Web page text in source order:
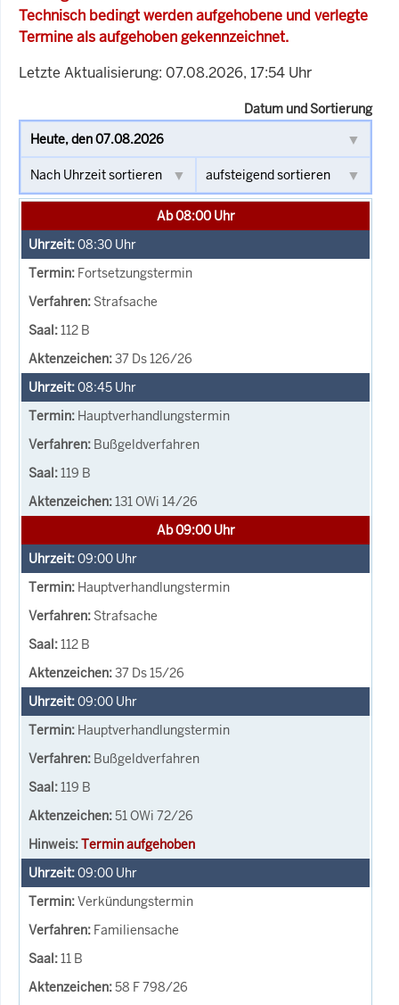
Technisch bedingt werden aufgehobene und verlegte
Termine als aufgehoben gekennzeichnet.
Letzte Aktualisierung: 07.08.2026, 17:54 Uhr
Datum und Sortierung
Ab 08:00 Uhr
08:30 Uhr
Fortsetzungstermin
Strafsache
112 B
37 Ds 126/26
08:45 Uhr
Hauptverhandlungstermin
Bußgeldverfahren
119 B
131 OWi 14/26
Ab 09:00 Uhr
09:00 Uhr
Hauptverhandlungstermin
Strafsache
112 B
37 Ds 15/26
09:00 Uhr
Hauptverhandlungstermin
Bußgeldverfahren
119 B
51 OWi 72/26
Termin aufgehoben
09:00 Uhr
Verkündungstermin
Familiensache
11 B
58 F 798/26